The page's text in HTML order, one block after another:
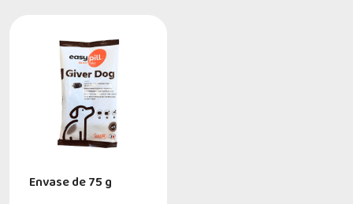
Envase de 75 g